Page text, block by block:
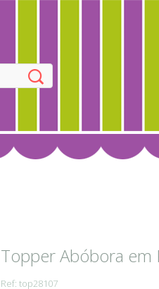
Topper Abóbora em
Ref: top28107